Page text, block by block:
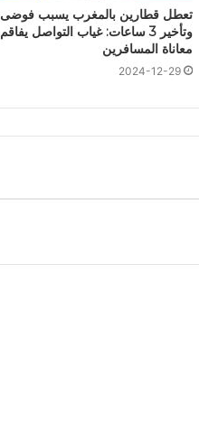
تعطل قطارين بالمغرب يسبب فوضى
وتأخير 3 ساعات: غياب التواصل يفاقم
معاناة المسافرين
2024-12-29